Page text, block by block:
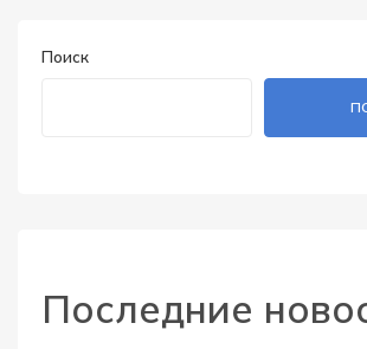
Поиск
Последние